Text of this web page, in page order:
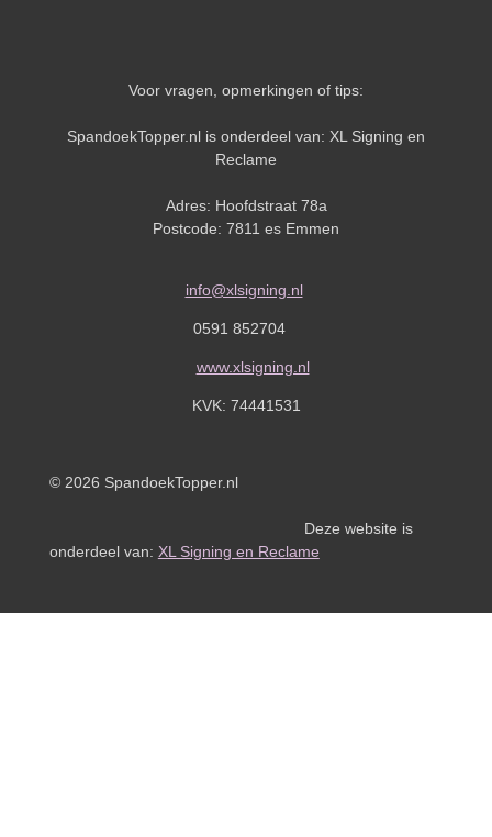
Voor vragen, opmerkingen of tips:
SpandoekTopper.nl is onderdeel van: XL Signing en
Reclame
Adres: Hoofdstraat 78a
Postcode: 7811 es Emmen
info@xlsigning.nl
0591 852704
www.xlsigning.nl
KVK: 74441531
© 2026 SpandoekTopper.nl
Deze website is
onderdeel van: XL Signing en Reclame